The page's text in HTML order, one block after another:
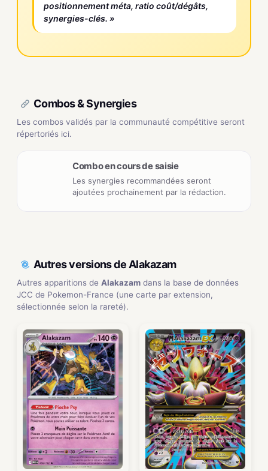
positionnement méta, ratio coût/dégâts,
synergies-clés. »
Combos & Synergies
Les combos validés par la communauté compétitive seront
répertoriés ici.
Combo en cours de saisie
Les synergies recommandées seront
ajoutées prochainement par la rédaction.
Autres versions de Alakazam
Autres apparitions de Alakazam dans la base de données
JCC de Pokemon-France (une carte par extension,
sélectionnée selon la rareté).